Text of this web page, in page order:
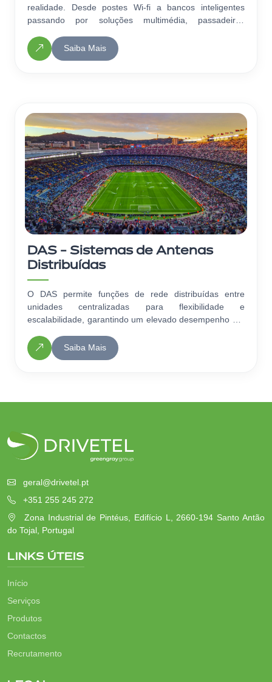
realidade. Desde postes Wi-fi a bancos inteligentes
passando por soluções multimédia, passadeiras
Saiba Mais
DAS - Sistemas de Antenas
Distribuídas
O DAS permite funções de rede distribuídas entre
unidades centralizadas para flexibilidade e
escalabilidade, garantindo um elevado desempenho em
Saiba Mais
geral@drivetel.pt
+351 255 245 272
Zona Industrial de Pintéus, Edifício L, 2660-194 Santo Antão
do Tojal, Portugal
LINKS ÚTEIS
Início
Serviços
Produtos
Contactos
Recrutamento